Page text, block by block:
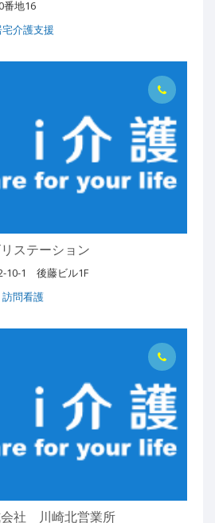
番地16
宅介護支援
ステーション
10-1 後藤ビル1F
訪問看護
会社 川崎北営業所